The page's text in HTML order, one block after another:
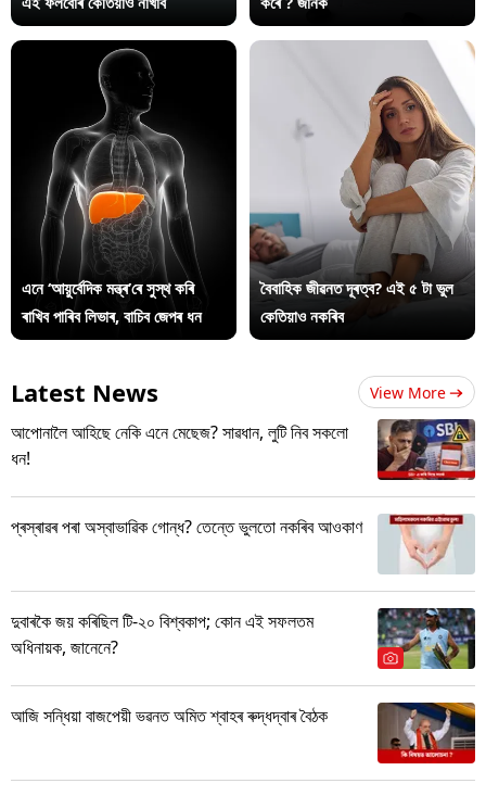
এনে ‘আয়ুৰ্বেদিক মন্ত্ৰ’ৰে সুস্থ কৰি
ৰাখিব পাৰিব লিভাৰ, বাচিব জেপৰ ধন
বৈবাহিক জীৱনত দূৰত্ব? এই ৫ টা ভুল
কেতিয়াও নকৰিব
Latest News View More
আপোনালৈ আহিছে নেকি এনে মেছেজ? সাৱধান, লুটি নিব সকলো
ধন!
প্ৰস্ৰাৱৰ পৰা অস্বাভাৱিক গোন্ধ? তেন্তে ভুলতো নকৰিব আওকাণ
দুবাৰকৈ জয় কৰিছিল টি-২০ বিশ্বকাপ; কোন এই সফলতম
অধিনায়ক, জানেনে?
আজি সন্ধিয়া বাজপেয়ী ভৱনত অমিত শ্বাহৰ ৰুদ্ধদ্বাৰ বৈঠক